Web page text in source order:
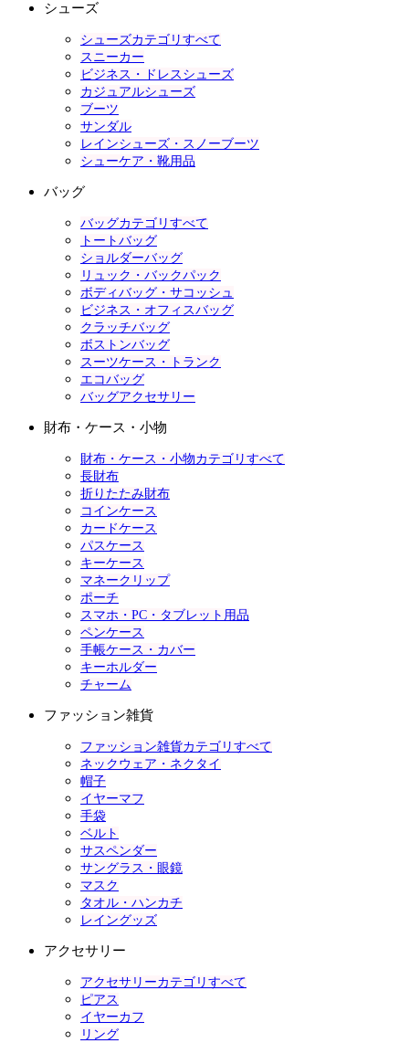
シューズ
シューズカテゴリすべて
スニーカー
ビジネス・ドレスシューズ
カジュアルシューズ
ブーツ
サンダル
レインシューズ・スノーブーツ
シューケア・靴用品
バッグ
バッグカテゴリすべて
トートバッグ
ショルダーバッグ
リュック・バックパック
ボディバッグ・サコッシュ
ビジネス・オフィスバッグ
クラッチバッグ
ボストンバッグ
スーツケース・トランク
エコバッグ
バッグアクセサリー
財布・ケース・小物
財布・ケース・小物カテゴリすべて
長財布
折りたたみ財布
コインケース
カードケース
パスケース
キーケース
マネークリップ
ポーチ
スマホ・PC・タブレット用品
ペンケース
手帳ケース・カバー
キーホルダー
チャーム
ファッション雑貨
ファッション雑貨カテゴリすべて
ネックウェア・ネクタイ
帽子
イヤーマフ
手袋
ベルト
サスペンダー
サングラス・眼鏡
マスク
タオル・ハンカチ
レイングッズ
アクセサリー
アクセサリーカテゴリすべて
ピアス
イヤーカフ
リング